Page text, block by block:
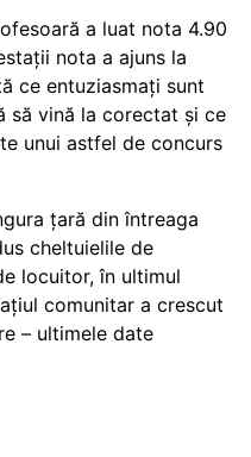
a luat nota 4.90
nota a ajuns la
ce entuziasmați sunt
să vină la corectat și ce
unui astfel de concurs
țară din întreaga
cheltuielile de
locuitor, în ultimul
comunitar a crescut
– ultimele date